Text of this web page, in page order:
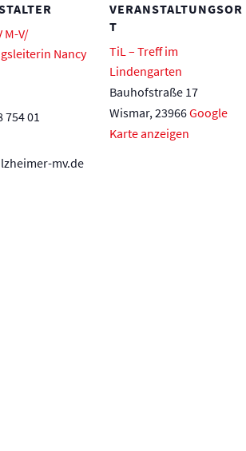
M-V/
Nancy
754 01
mv.de
VERANSTALTUNGSOR
T
TiL – Treff im
Lindengarten
Bauhofstraße 17
Wismar,23966Google
Karte anzeigen